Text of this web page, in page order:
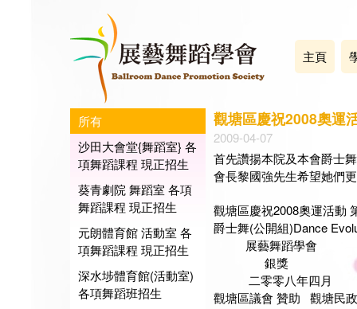
主頁
所有
沙田大會堂{舞蹈室} 各
項舞蹈課程 現正招生
葵青劇院 舞蹈室 各項
舞蹈課程 現正招生
元朗體育館 活動室 各
項舞蹈課程 現正招生
深水埗體育館(活動室)
各項舞蹈班招生
觀塘區慶祝2008奧運
2009-04-07
首先讚揚本院及本會爵士
會長黎國強先生希望她們
觀塘區慶祝2008奧運活動
爵士舞(公開組)Dance
展藝舞蹈學會
銀獎
二零零八年四月
觀塘區議會 贊助 觀塘民